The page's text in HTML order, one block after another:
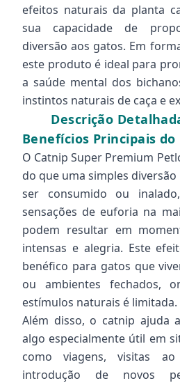
efeitos naturais da planta
sua capacidade de
diversão aos gatos. Em
este produto é ideal para
a saúde mental dos
instintos naturais de caça e
Descrição
Benefícios Principais do
O Catnip Super Premium
do que uma simples
ser consumido ou
sensações de euforia na
podem resultar em
intensas e alegria. Este
benéfico para gatos que
ou ambientes fechados,
estímulos naturais é limitada.
Além disso, o catnip ajuda
algo especialmente útil em
como viagens, visitas
introdução de novos